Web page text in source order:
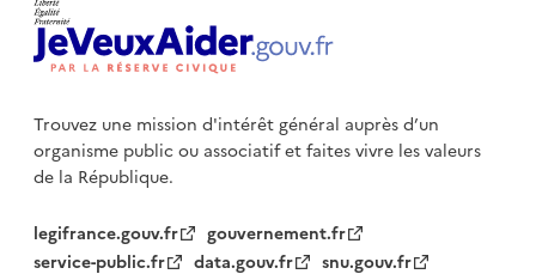
Trouvez une mission d'intérêt général auprès d’un
organisme publicou associatif et faites vivre les valeurs
de la République.
legifrance.gouv.fr
gouvernement.fr
service-public.fr
data.gouv.fr snu.gouv.fr